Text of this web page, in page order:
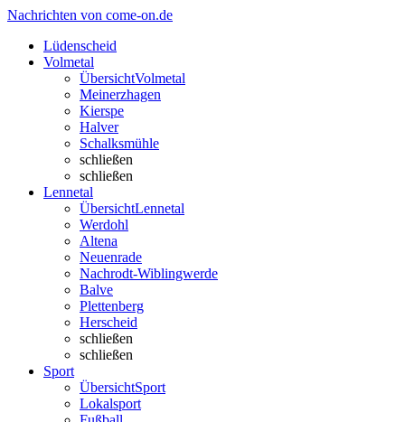
Nachrichten von come-on.de
Lüdenscheid
Volmetal
ÜbersichtVolmetal
Meinerzhagen
Kierspe
Halver
Schalksmühle
schließen
schließen
Lennetal
ÜbersichtLennetal
Werdohl
Altena
Neuenrade
Nachrodt-Wiblingwerde
Balve
Plettenberg
Herscheid
schließen
schließen
Sport
ÜbersichtSport
Lokalsport